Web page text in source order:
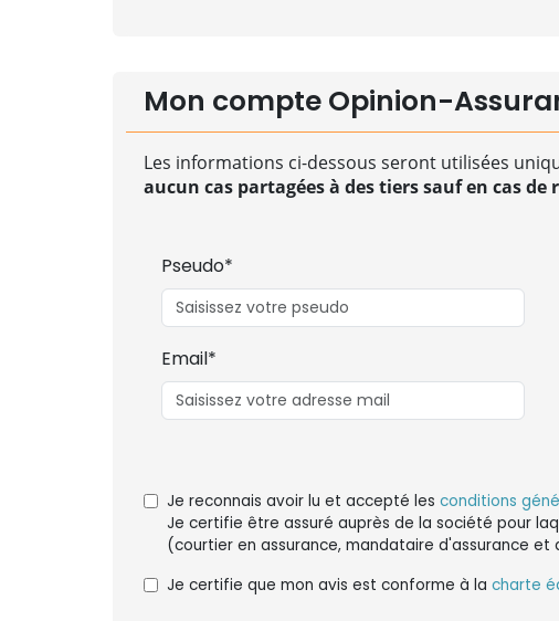
Mon compte Opinion-
Les informations ci-dessous seront utilisées
aucun cas partagées à des tiers sauf en cas
Pseudo*
Email*
Je reconnais avoir lu et accepté les conditions
Je certifie être assuré auprès de la société pour
(courtier en assurance, mandataire d'assurance et
Je certifie que mon avis est conforme à la charte